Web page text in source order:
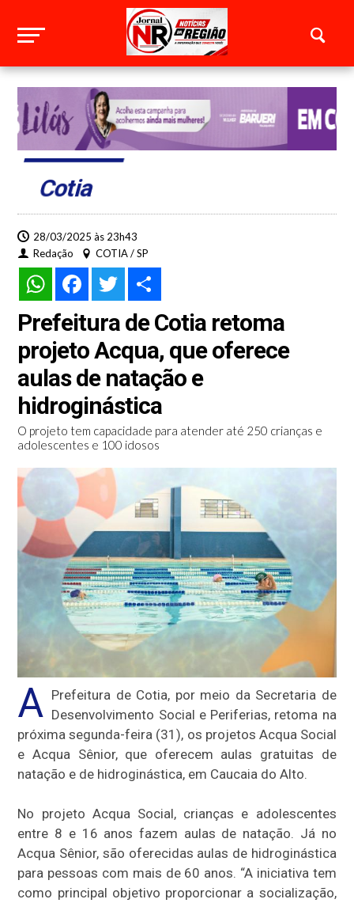
Cotia
28/03/2025 às 23h43
Redação
COTIA / SP
WhatsAppFacebookTwitter
Prefeitura de Cotia retoma
projeto Acqua, que oferece
aulas de natação e
hidroginástica
O projeto tem capacidade para atender até 250 crianças e
adolescentes e 100 idosos
A Prefeitura de Cotia, por meio da Secretaria de
Desenvolvimento Social e Periferias, retoma na
próxima segunda-feira (31), os projetos Acqua Social
e Acqua Sênior, que oferecem aulas gratuitas de
natação e de hidroginástica, em Caucaia do Alto.
No projeto Acqua Social, crianças e adolescentes
entre 8 e 16 anos fazem aulas de natação. Já no
Acqua Sênior, são oferecidas aulas de hidroginástica
para pessoas com mais de 60 anos. “A iniciativa tem
como principal objetivo proporcionar a socialização,